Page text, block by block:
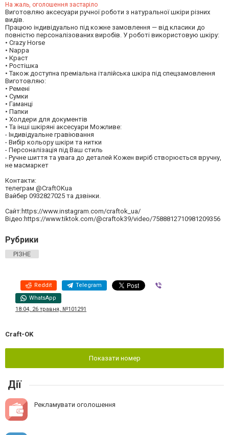
На жаль, оголошення застаріло
Виготовляю аксесуари ручної роботи з натуральної шкіри різних
видів.
Працюю індивідуально під кожне замовлення — від класики до
повністю персоналізованих виробів. У роботі використовую шкіру:
• Crazy Horse
• Nappa
• Краст
• Ростішка
• Також доступна преміальна італійська шкіра під спецзамовлення
Виготовляю:
• Ремені
• Сумки
• Гаманці
• Папки
• Холдери для документів
• Та інші шкіряні аксесуари Можливе:
- Індивідуальне гравіювання
- Вибір кольору шкіри та нитки
- Персоналізація під Ваш стиль
- Ручне шиття та увага до деталей Кожен виріб створюється вручну,
не масмаркет
Контакти:
телеграм @CraftOKua
Вайбер 0932827025 та дзвінки.
Сайт:https://www.instagram.com/craftok_ua/
Відео:https://www.tiktok.com/@craftok39/video/7588812710981209356
Рубрики
РІЗНЕ
Reddit Telegram
WhatsApp
18:04, 26 травня, №101291
Craft-OK
Показати номер
Дії
Рекламувати оголошення